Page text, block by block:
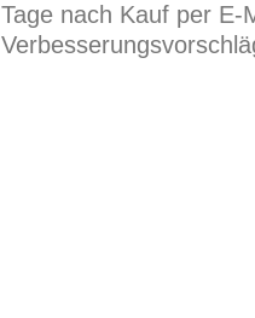
Tage nach Kauf per E-